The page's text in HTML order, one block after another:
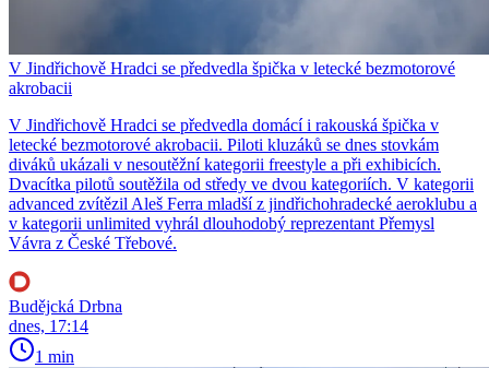
V Jindřichově Hradci se předvedla špička v letecké bezmotorové
akrobacii
V Jindřichově Hradci se předvedla domácí i rakouská špička v
letecké bezmotorové akrobacii. Piloti kluzáků se dnes stovkám
diváků ukázali v nesoutěžní kategorii freestyle a při exhibicích.
Dvacítka pilotů soutěžila od středy ve dvou kategoriích. V kategorii
advanced zvítězil Aleš Ferra mladší z jindřichohradecké aeroklubu a
v kategorii unlimited vyhrál dlouhodobý reprezentant Přemysl
Vávra z České Třebové.
Budějcká Drbna
dnes, 17:14
1 min